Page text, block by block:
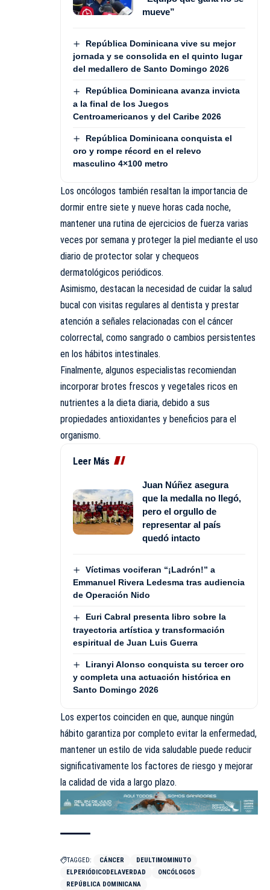
mueve”
República Dominicana vive su mejor
jornada y se consolida en el quinto lugar
del medallero de Santo Domingo 2026
República Dominicana avanza invicta
a la final de los Juegos
Centroamericanos y del Caribe 2026
República Dominicana conquista el
oro y rompe récord en el relevo
masculino 4×100 metro
Los oncólogos también resaltan la importancia de
dormir entre siete y nueve horas cada noche,
mantener una rutina de ejercicios de fuerza varias
veces por semana y proteger la piel mediante el uso
diario de protector solar y chequeos
dermatológicos periódicos.
Asimismo, destacan la necesidad de cuidar la salud
bucal con visitas regulares al dentista y prestar
atención a señales relacionadas con el cáncer
colorrectal, como sangrado o cambios persistentes
en los hábitos intestinales.
Finalmente, algunos especialistas recomiendan
incorporar brotes frescos y vegetales ricos en
nutrientes a la dieta diaria, debido a sus
propiedades antioxidantes y beneficios para el
organismo.
Leer Más
Juan Núñez asegura
que la medalla no llegó,
pero el orgullo de
representar al país
quedó intacto
Víctimas vociferan “¡Ladrón!” a
Emmanuel Rivera Ledesma tras audiencia
de Operación Nido
Euri Cabral presenta libro sobre la
trayectoria artística y transformación
espiritual de Juan Luis Guerra
Liranyi Alonso conquista su tercer oro
y completa una actuación histórica en
Santo Domingo 2026
Los expertos coinciden en que, aunque ningún
hábito garantiza por completo evitar la enfermedad,
mantener un estilo de vida saludable puede reducir
significativamente los factores de riesgo y mejorar
la calidad de vida a largo plazo.
TAGGED: CÁNCER
DEULTIMOMINUTO
ELPERIÓDICODELAVERDAD
ONCÓLOGOS
REPÚBLICA DOMINICANA